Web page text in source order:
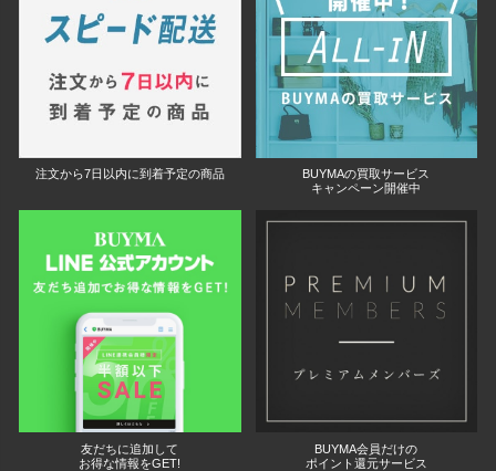
注文から7日以内に到着予定の商品
BUYMAの買取サービス
キャンペーン開催中
友だちに追加して
お得な情報をGET!
BUYMA会員だけの
ポイント還元サービス